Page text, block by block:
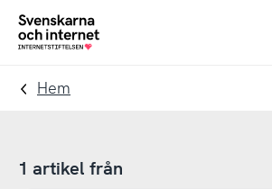
Till
navigation
Till
innehåll
To
Hem
1 artikel från